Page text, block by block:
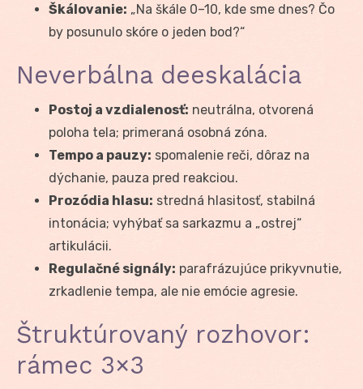
Škálovanie: „Na škále 0–10, kde sme dnes? Čo
by posunulo skóre o jeden bod?“
Neverbálna deeskalácia
Postoj a vzdialenosť: neutrálna, otvorená
poloha tela; primeraná osobná zóna.
Tempo a pauzy: spomalenie reči, dôraz na
dýchanie, pauza pred reakciou.
Prozódia hlasu: stredná hlasitosť, stabilná
intonácia; vyhýbať sa sarkazmu a „ostrej“
artikulácii.
Regulačné signály: parafrázujúce prikyvnutie,
zrkadlenie tempa, ale nie emócie agresie.
Štruktúrovaný rozhovor:
rámec 3×3